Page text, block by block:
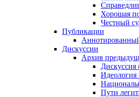
Хорошая
Честный
Публикации
Аннотированный
Дискуссии
Архив
Дискуссия
Идеология
Пути